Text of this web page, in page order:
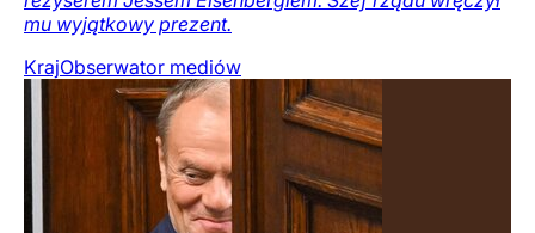
mu wyjątkowy prezent.
KrajObserwator mediów